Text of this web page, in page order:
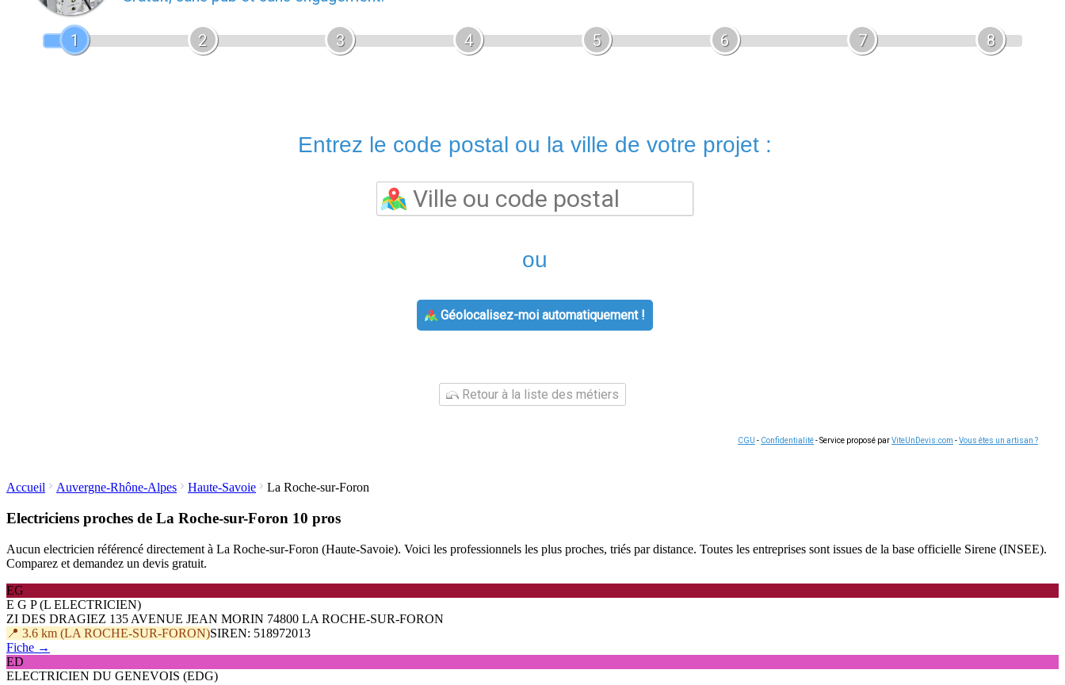
1 2 3 4 5 6 7 8
Entrez le code postal ou la ville de votre projet :
ou
Géolocalisez-moi automatiquement !
Retour à la liste des métiers
CGU - Confidentialité- Service proposé parViteUnDevis.com -Vous êtes un artisan ?
Accueil Auvergne-Rhône-Alpes Haute-Savoie La Roche-sur-Foron
Electriciens proches de La Roche-sur-Foron 10 pros
Aucun electricien référencé directement à La Roche-sur-Foron (Haute-Savoie). Voici les professionnels les plus proches, triés par distance. Toutes les entreprises sont issues de la base officielle Sirene (INSEE).
Comparez et demandez un devis gratuit.
EG
E G P (L ELECTRICIEN)
ZI DES DRAGIEZ 135 AVENUE JEAN MORIN 74800 LA ROCHE-SUR-FORON
📍 3.6 km (LA ROCHE-SUR-FORON)SIREN: 518972013
Fiche →
ED
ELECTRICIEN DU GENEVOIS (EDG)